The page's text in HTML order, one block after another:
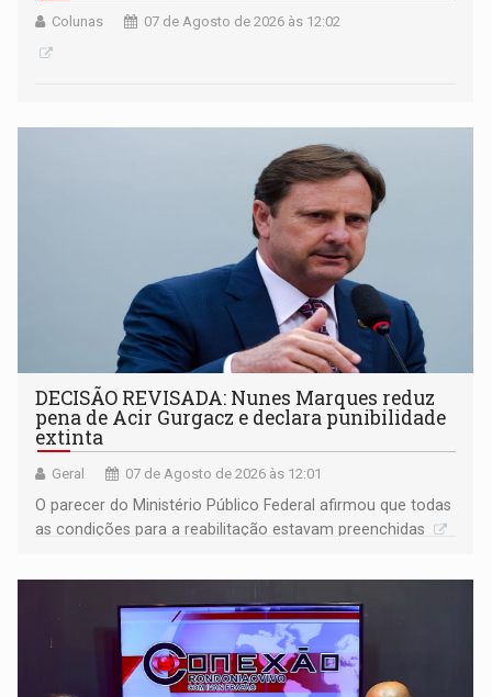
Colunas 07 de Agosto de 2026 às 12:02
DECISÃO REVISADA: Nunes Marques reduz
pena de Acir Gurgacz e declara punibilidade
extinta
Geral 07 de Agosto de 2026 às 12:01
O parecer do Ministério Público Federal afirmou que todas
as condições para a reabilitação estavam preenchidas